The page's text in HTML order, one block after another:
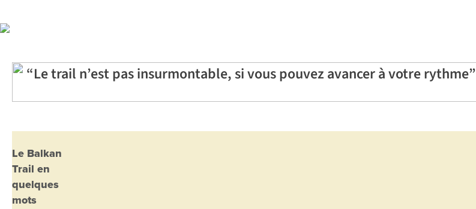
“Le trail n’est pas insurmontable, si vous pouvez avancer à votre rythme”
Le Balkan
Trail en
quelques
mots